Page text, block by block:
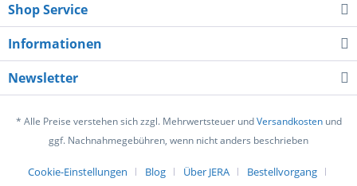
Shop Service
Informationen
Newsletter
* Alle Preise verstehen sich zzgl. Mehrwertsteuer undVersandkostenund
ggf. Nachnahmegebühren, wenn nicht anders beschrieben
Cookie-Einstellungen Blog Über JERA
Bestellvorgang